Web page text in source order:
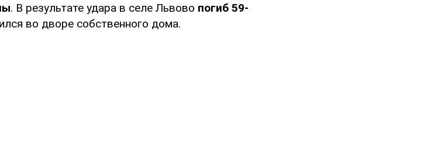
. В результате удара в селе Львово погиб 59-
во дворе собственного дома.